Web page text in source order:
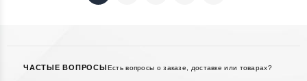
ЧАСТЫЕ ВОПРОСЫЕсть вопросы о заказе, доставке или товарах?